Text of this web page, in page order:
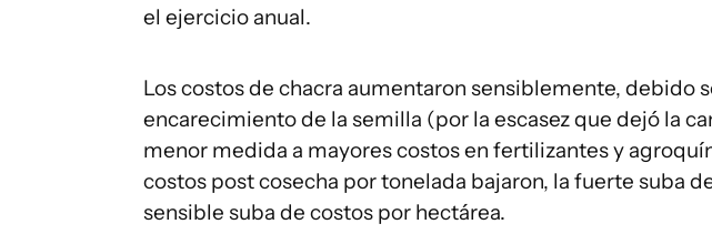
el ejercicio anual.
Los costos de chacra aumentaron sensiblemente, debido
encarecimiento de la semilla (por la escasez que dejó la
menor medida a mayores costos en fertilizantes y
costos post cosecha por tonelada bajaron, la fuerte suba
sensible suba de costos por hectárea.